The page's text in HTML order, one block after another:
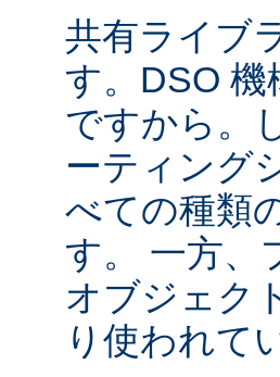
共有ライブ
す。DSO
ですから。
ーティング
べての種類
す。 一方、
オブジェク
り使われて